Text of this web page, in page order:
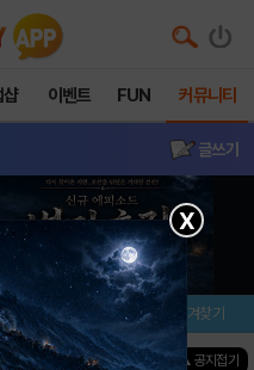
이벤트 FUN 커뮤니티
글쓰기
설치/평가 즐겨찾기
진행중인 이벤트0 건 ▲ 공지접기
X